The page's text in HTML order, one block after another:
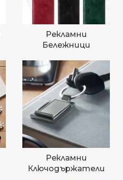
Рекламни
Бележници
Рекламни
Ключодържатели